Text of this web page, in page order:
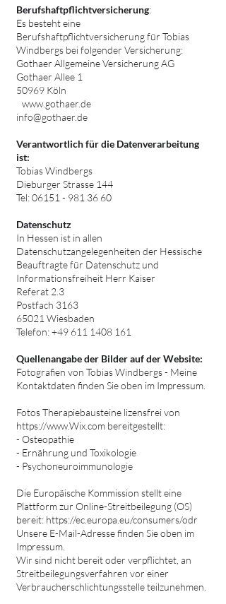
Berufshaftpflichtversicherung:
Es besteht eine
Berufshaftpflichtversicherung für Tobias
Windbergs bei folgender Versicherung:
Gothaer Allgemeine Versicherung AG
Gothaer Allee 1
50969 Köln
www.gothaer.de
info@gothaer.de
Verantwortlich für die Datenverarbeitung
ist:
Tobias Windbergs
Dieburger Strasse 144
Tel: 06151 - 981 36 60
Datenschutz
In Hessen ist in allen
Datenschutzangelegenheiten der Hessische
Beauftragte für Datenschutz und
Informationsfreiheit Herr Kaiser
Referat 2.3
Postfach 3163
65021 Wiesbaden
Telefon: +49 611 1408 161
Quellenangabe der Bilder auf der Website:
Fotografien von Tobias Windbergs - Meine
Kontaktdaten finden Sie oben im Impressum.
Fotos Therapiebausteine lizensfrei von
https://www.Wix.com bereitgestellt:
- Osteopathie
- Ernährung und Toxikologie
- Psychoneuroimmunologie
Die Europäische Kommission stellt eine
Plattform zur Online-Streitbeilegung (OS)
bereit: https://ec.europa.eu/consumers/odr
Unsere E-Mail-Adresse finden Sie oben im
Impressum.
Wir sind nicht bereit oder verpflichtet, an
Streitbeilegungsverfahren vor einer
Verbraucherschlichtungsstelle teilzunehmen.